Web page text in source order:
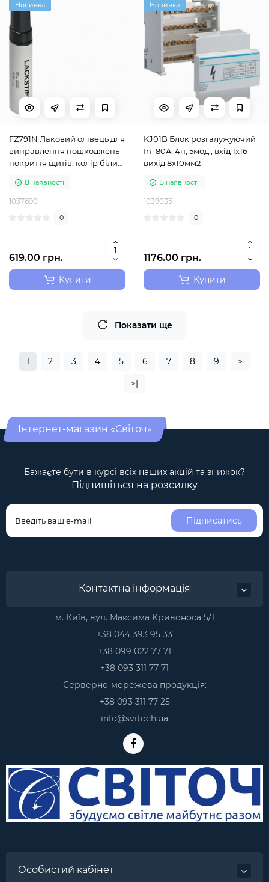
Новинка
FZ791N Лаковий олівець для
виправлення пошкоджень
покриття щитів, колір білий
В наявності
1037690
0
619.00 грн.
Купити
Новинка
KJ01B Блок розгалужуючий
In=80A, 4п, 5мод., вхід 1х16
вихід 8х10мм2
В наявності
1039035
0
1176.00 грн.
Купити
Показати ще
1 2 3 4 5 6 7 8 9 >
>|
Інтернет-магазин «Світоч»
Бажаєте бути в курсі всіх наших акцій та знижок?
Підпишіться на розсилку
Підписатись
Контактна інформація
м. Київ, вул. Максима Kривоноса 5/1
+38 044 393 95 33
+38 099 022 77 71
+38 093 311 77 71
Серверно-мережева продукція:
+38 093 311 77 25
info@svitoch.ua
Особистий кабінет